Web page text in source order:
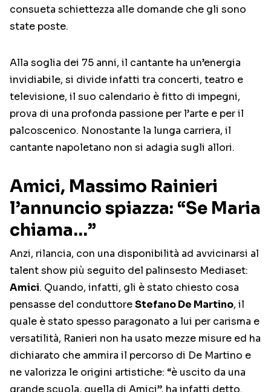
consueta schiettezza alle domande che gli sono
state poste.
Alla soglia dei 75 anni, il cantante ha un’energia
invidiabile, si divide infatti tra concerti, teatro e
televisione, il suo calendario è fitto di impegni,
prova di una profonda passione per l’arte e per il
palcoscenico. Nonostante la lunga carriera, il
cantante napoletano non si adagia sugli allori.
Amici, Massimo Rainieri
l’annuncio spiazza: “Se Maria
chiama…”
Anzi, rilancia, con una disponibilità ad avvicinarsi al
talent show più seguito del palinsesto Mediaset:
Amici. Quando, infatti, gli è stato chiesto cosa
pensasse del conduttoreStefano De Martino, il
quale è stato spesso paragonato a lui per carisma e
versatilità, Ranieri non ha usato mezze misure ed ha
dichiarato che ammira il percorso di De Martino e
ne valorizza le origini artistiche: “è uscito da una
grande scuola, quella di Amici”, ha infatti detto.